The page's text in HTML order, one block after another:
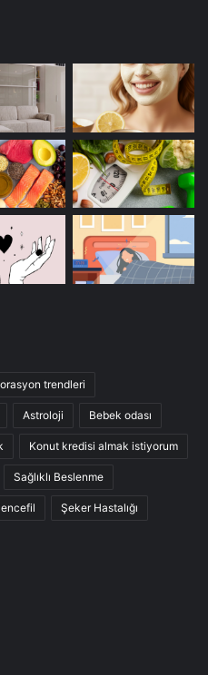
trendleri
Astroloji Bebek odası
Konut kredisi almak istiyorum
Sağlıklı Beslenme
Şeker Hastalığı